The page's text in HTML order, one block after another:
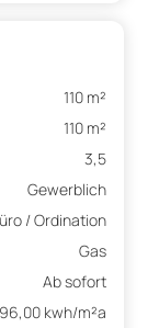
110 m²
110 m²
3,5
Gewerblich
/ Ordination
Gas
Ab sofort
kwh/m²a